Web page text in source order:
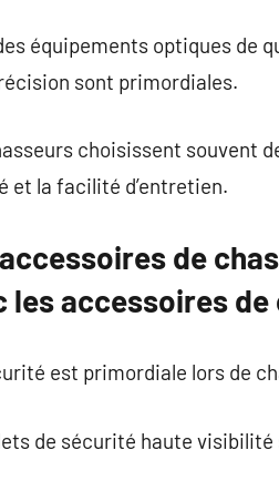
équipements optiques de
sont primordiales.
choisissent souvent
et la facilité d’entretien.
de
les accessoires de
est primordiale lors de
de sécurité haute